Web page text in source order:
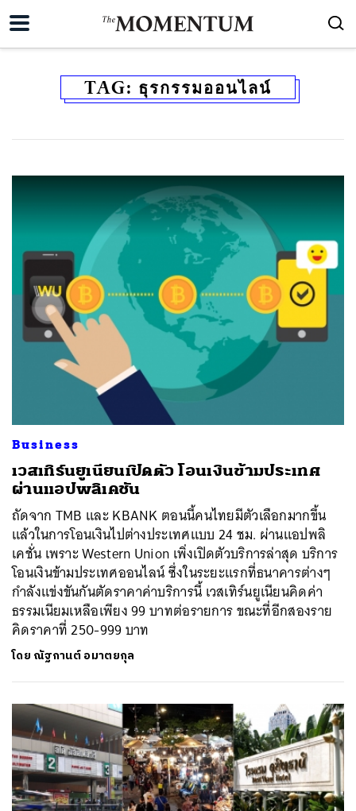
TAG: ธุรกรรมออนไลน์
Business
เวสเทิร์นยูเนียนเปิดตัว โอนเงินข้ามประเทศ
ผ่านแอปพลิเคชัน
ถัดจาก TMB และ KBANK ตอนนี้คนไทยมีตัวเลือกมากขึ้น
แล้วในการโอนเงินไปต่างประเทศแบบ 24 ชม. ผ่านแอปพลิ
เคชั่น เพราะ Western Union เพิ่งเปิดตัวบริการล่าสุด บริการ
โอนเงินข้ามประเทศออนไลน์ ซึ่งในระยะแรกที่ธนาคารต่างๆ
กำลังแข่งขันกันตัดราคาค่าบริการนี้ เวสเทิร์นยูเนียนคิดค่า
ธรรมเนียมเหลือเพียง 99 บาทต่อรายการ ขณะที่อีกสองราย
คิดราคาที่ 250-999 บาท
โดย ณัฐกานต์ อมาตยกุล